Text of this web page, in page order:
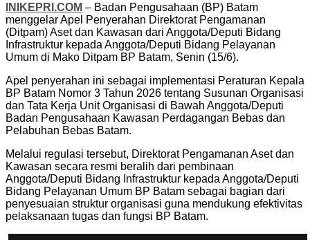
INIKEPRI.COM – Badan Pengusahaan (BP) Batam
menggelar Apel Penyerahan Direktorat Pengamanan
(Ditpam) Aset dan Kawasan dari Anggota/Deputi Bidang
Infrastruktur kepada Anggota/Deputi Bidang Pelayanan
Umum di Mako Ditpam BP Batam, Senin (15/6).
Apel penyerahan ini sebagai implementasi Peraturan Kepala
BP Batam Nomor 3 Tahun 2026 tentang Susunan Organisasi
dan Tata Kerja Unit Organisasi di Bawah Anggota/Deputi
Badan Pengusahaan Kawasan Perdagangan Bebas dan
Pelabuhan Bebas Batam.
Melalui regulasi tersebut, Direktorat Pengamanan Aset dan
Kawasan secara resmi beralih dari pembinaan
Anggota/Deputi Bidang Infrastruktur kepada Anggota/Deputi
Bidang Pelayanan Umum BP Batam sebagai bagian dari
penyesuaian struktur organisasi guna mendukung efektivitas
pelaksanaan tugas dan fungsi BP Batam.